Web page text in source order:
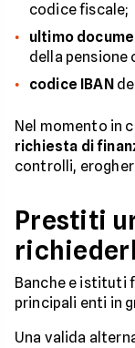
codice fiscale;
ultimo
della pensione
codice IBAN
Nel momento in
richiesta di
controlli,
Prestiti
Banche e istituti
principali enti in
Una valida